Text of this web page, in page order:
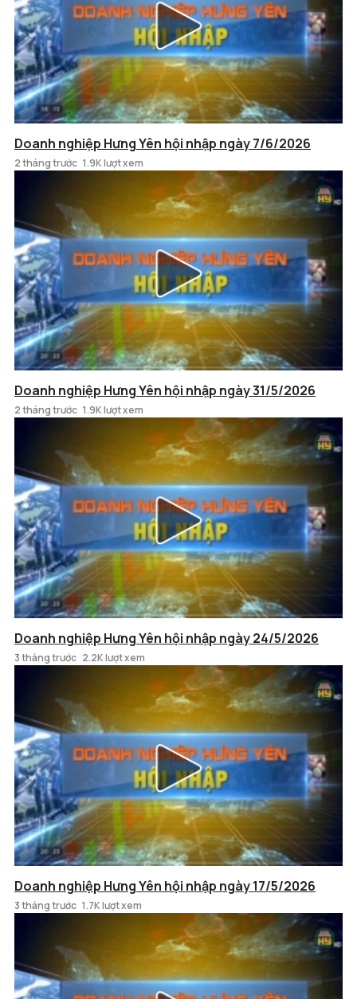
Doanh nghiệp Hưng Yên hội nhập ngày 7/6/2026
2 tháng trước 1.9K lượt xem
Doanh nghiệp Hưng Yên hội nhập ngày 31/5/2026
2 tháng trước 1.9K lượt xem
Doanh nghiệp Hưng Yên hội nhập ngày 24/5/2026
3 tháng trước 2.2K lượt xem
Doanh nghiệp Hưng Yên hội nhập ngày 17/5/2026
3 tháng trước 1.7K lượt xem